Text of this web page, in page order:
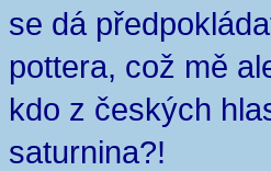
se dá
pottera, což mě
kdo z českých
saturnina?!